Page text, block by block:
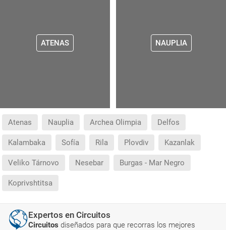
ATENAS NAUPLIA
Atenas Nauplia Archea Olimpia Delfos
Kalambaka Sofía Rila Plovdiv Kazanlak
Veliko Tárnovo Nesebar Burgas - Mar Negro
Koprivshtitsa
Expertos en Circuitos
Circuitos diseñados para que recorras los mejores